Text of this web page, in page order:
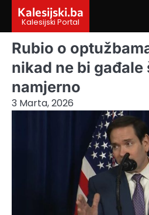
content
Kalesijski.ba
Kalesijski Portal
Rubio o
nikad ne bi gađale
namjerno
3 Marta, 2026